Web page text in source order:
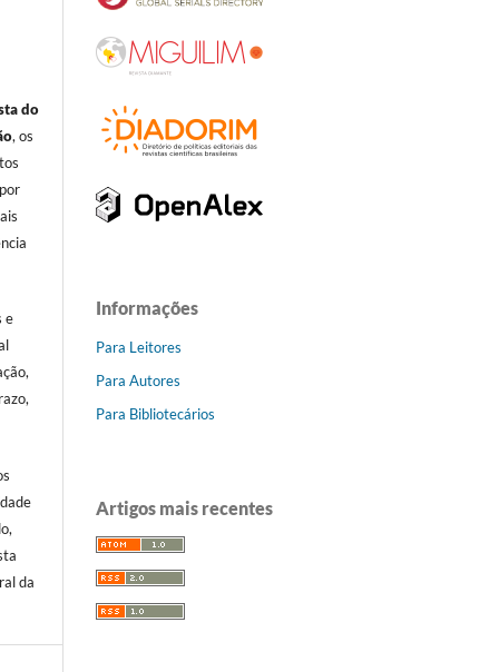
do
, os
e
da
Informações
Para Leitores
Para Autores
Para Bibliotecários
Artigos mais recentes